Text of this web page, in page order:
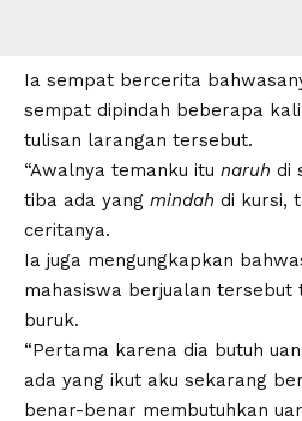
Ia sempat bercerita
sempat dipindah beberapa
tulisan larangan tersebut.
“Awalnya temanku itu naruh di
tiba ada yang mindah di kursi,
ceritanya.
Ia juga mengungkapkan
mahasiswa berjualan tersebut
buruk.
“Pertama karena dia butuh
ada yang ikut aku sekarang
benar-benar membutuhkan